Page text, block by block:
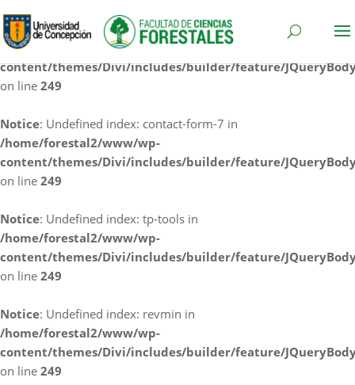
Notice: Undefined index: cf7rl-redirect_method in
/home/forestal2/www/wp-
content/themes/Divi/includes/builder/feature/
on line 249
Notice: Undefined index: contact-form-7 in
/home/forestal2/www/wp-
content/themes/Divi/includes/builder/feature/
on line 249
Notice: Undefined index: tp-tools in
/home/forestal2/www/wp-
content/themes/Divi/includes/builder/feature/
on line 249
Notice: Undefined index: revmin in
/home/forestal2/www/wp-
content/themes/Divi/includes/builder/feature/
on line 249